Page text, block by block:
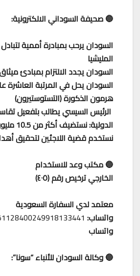
🔵 صحيفة السوداني الالكترونية:
السودان يرحب بمبادرة أممية
المليشيا
السودان يجدد الالتزام بمبادئ
السودان يحل في المرتبة العاشرة
هرمون الذكورة (التستوستيرون)
الرئيس السيسي يطالب بتفعيل
الدولية:
نستخدم قضية اللاجئين لتحقيق
🔵 مكتب وعد للاستخدام
الخارجي ترخيص رقم (٤٠٥)
معتمد لدي السفارة السعودية
واتساب:
واتساب
🔵 وكالة السودان للأنباء “سونا”: